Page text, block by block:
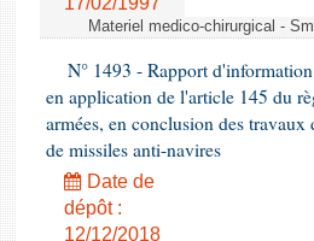
Materiel medico-chirurgical -
N° 1493 - Rapport
en application de l'article 145 du
armées, en conclusion des
de missiles anti-navires
Date de
dépôt :
12/12/2018